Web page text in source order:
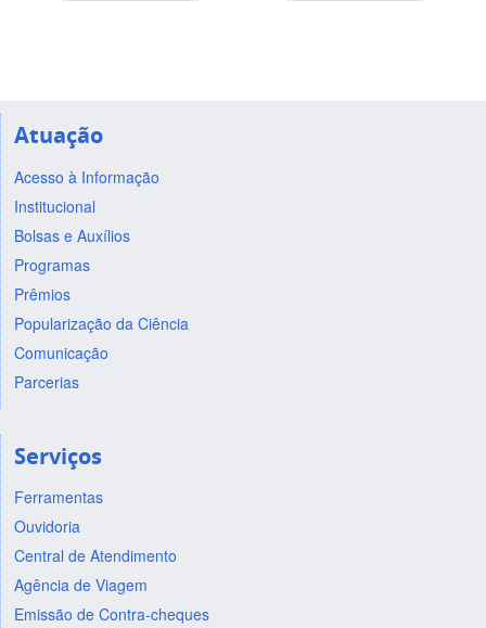
Atuação
Acesso à Informação
Institucional
Bolsas e Auxílios
Programas
Prêmios
Popularização da Ciência
Comunicação
Parcerias
Serviços
Ferramentas
Ouvidoria
Central de Atendimento
Agência de Viagem
Emissão de Contra-cheques